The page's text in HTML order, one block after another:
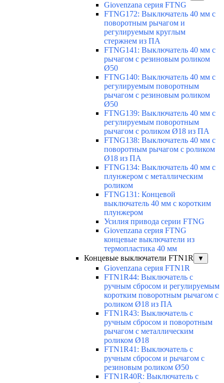
Giovenzana серия FTNG
FTNG172: Выключатель 40 мм с
поворотным рычагом и
регулируемым круглым
стержнем из ПА
FTNG141: Выключатель 40 мм с
рычагом с резиновым роликом
Ø50
FTNG140: Выключатель 40 мм с
регулируемым поворотным
рычагом с резиновым роликом
Ø50
FTNG139: Выключатель 40 мм с
регулируемым поворотным
рычагом с роликом Ø18 из ПА
FTNG138: Выключатель 40 мм с
поворотным рычагом с роликом
Ø18 из ПА
FTNG134: Выключатель 40 мм с
плунжером с металлическим
роликом
FTNG131: Концевой
выключатель 40 мм с коротким
плунжером
Усилия привода серии FTNG
Giovenzana серия FTNG
концевые выключатели из
термопластика 40 мм
Концевые выключатели FTN1R
▼
Giovenzana серия FTN1R
FTN1R44: Выключатель с
ручным сбросом и регулируемым
коротким поворотным рычагом с
роликом Ø18 из ПА
FTN1R43: Выключатель с
ручным сбросом и поворотным
рычагом с металлическим
роликом Ø18
FTN1R41: Выключатель с
ручным сбросом и рычагом с
резиновым роликом Ø50
FTN1R40R: Выключатель с